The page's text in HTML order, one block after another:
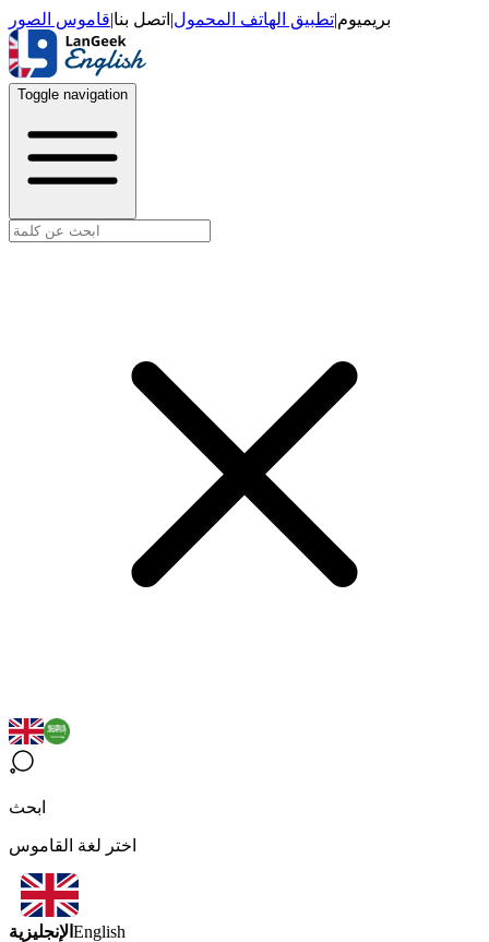
بريميوم|تطبيق الهاتف المحمول| اتصل بنا|قاموس الصور
Toggle navigation
ابحث
اختر لغة القاموس
الإنجليزية English